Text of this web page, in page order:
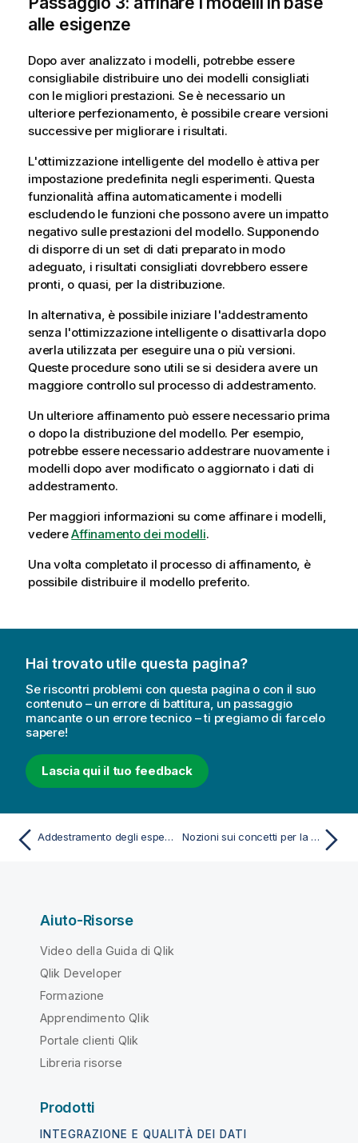
alle esigenze
Dopo aver analizzato i modelli, potrebbe essere
consigliabile distribuire uno dei modelli consigliati
con le migliori prestazioni. Se è necessario un
ulteriore perfezionamento, è possibile creare versioni
successive per migliorare i risultati.
L'ottimizzazione intelligente del modello è attiva per
impostazione predefinita negli esperimenti. Questa
funzionalità affina automaticamente i modelli
escludendo le funzioni che possono avere un impatto
negativo sulle prestazioni del modello. Supponendo
di disporre di un set di dati preparato in modo
adeguato, i risultati consigliati dovrebbero essere
pronti, o quasi, per la distribuzione.
In alternativa, è possibile iniziare l'addestramento
senza l'ottimizzazione intelligente o disattivarla dopo
averla utilizzata per eseguire una o più versioni.
Queste procedure sono utili se si desidera avere un
maggiore controllo sul processo di addestramento.
Un ulteriore affinamento può essere necessario prima
o dopo la distribuzione del modello. Per esempio,
potrebbe essere necessario addestrare nuovamente i
modelli dopo aver modificato o aggiornato i dati di
addestramento.
Per maggiori informazioni su come affinare i modelli,
vedereAffinamento dei modelli.
Una volta completato il processo di affinamento, è
possibile distribuire il modello preferito.
Hai trovato utile questa pagina?
Se riscontri problemi con questa pagina o con il suo
contenuto – un errore di battitura, un passaggio
mancante o un errore tecnico – ti pregiamo di farcelo
sapere!
Lascia qui il tuo feedback
Addestramento degli esperimenti Nozioni sui concetti per la verifica dei modelli
Aiuto-Risorse
Video della Guida di Qlik
Qlik Developer
Formazione
Apprendimento Qlik
Portale clienti Qlik
Libreria risorse
Prodotti
INTEGRAZIONE E QUALITÀ DEI DATI